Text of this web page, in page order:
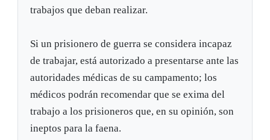
trabajos que deban realizar.
Si un prisionero de guerra se considera incapaz
de trabajar, está autorizado a presentarse ante las
autoridades médicas de su campamento; los
médicos podrán recomendar que se exima del
trabajo a los prisioneros que, en su opinión, son
ineptos para la faena.